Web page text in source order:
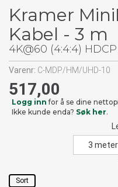
Kramer
Kabel - 3 m
4K@60 (4:4:4) HDCP
Varenr: C-MDP/HM/UHD-10
517,00
Logg inn for å se dine
Ikke kunde enda? Søk her.
3 meter
Sort